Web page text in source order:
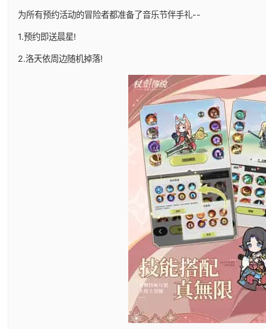
为所有预约活动的冒险者都准备了音乐节伴手礼--
1.预约即送晨星!
2.洛天依周边随机掉落!